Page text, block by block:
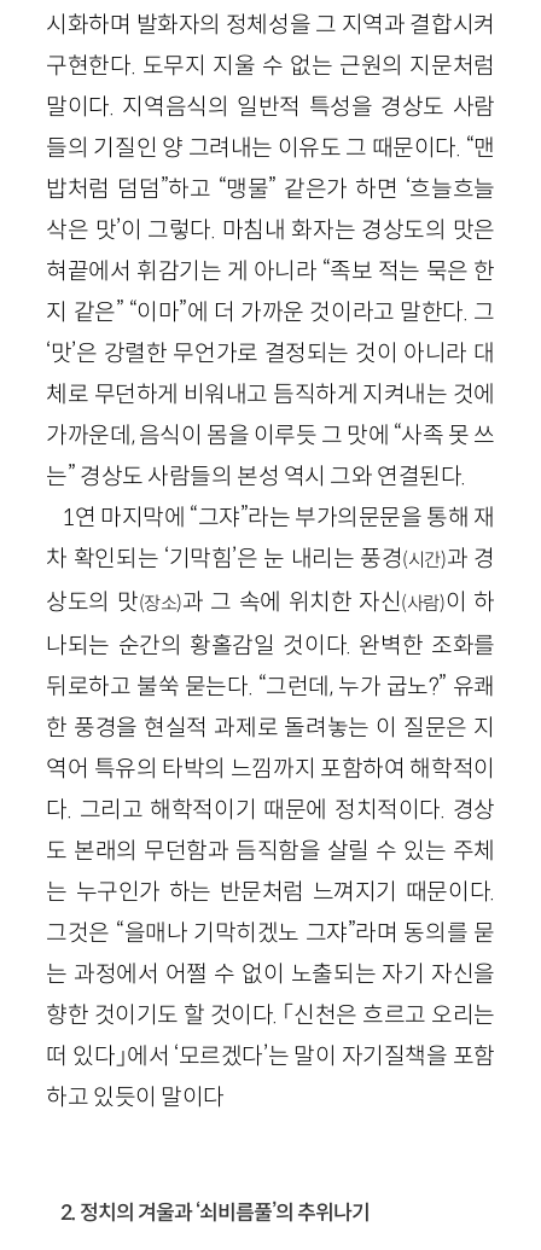
시화하며 발화자의 정체성을 그 지역과 결합시켜
구현한다. 도무지 지울 수 없는 근원의 지문처럼
말이다. 지역음식의 일반적 특성을 경상도 사람
들의 기질인 양 그려내는 이유도 그 때문이다. “맨
밥처럼 덤덤”하고 “맹물” 같은가 하면 ‘흐늘흐늘
삭은 맛’이 그렇다. 마침내 화자는 경상도의 맛은
혀끝에서 휘감기는 게 아니라 “족보 적는 묵은 한
지 같은” “이마”에 더 가까운 것이라고 말한다. 그
‘맛’은 강렬한 무언가로 결정되는 것이 아니라 대
체로 무던하게 비워내고 듬직하게 지켜내는 것에
가까운데, 음식이 몸을 이루듯 그 맛에 “사족 못 쓰
는” 경상도 사람들의 본성 역시 그와 연결된다.
1연 마지막에 “그쟈”라는 부가의문문을 통해 재
차 확인되는 ‘기막힘’은 눈 내리는 풍경(시간)과 경
상도의 맛(장소)과 그 속에 위치한 자신(사람)이 하
나되는 순간의 황홀감일 것이다. 완벽한 조화를
뒤로하고 불쑥 묻는다. “그런데, 누가 굽노?” 유쾌
한 풍경을 현실적 과제로 돌려놓는 이 질문은 지
역어 특유의 타박의 느낌까지 포함하여 해학적이
다. 그리고 해학적이기 때문에 정치적이다. 경상
도 본래의 무던함과 듬직함을 살릴 수 있는 주체
는 누구인가 하는 반문처럼 느껴지기 때문이다.
그것은 “을매나 기막히겠노 그쟈”라며 동의를 묻
는 과정에서 어쩔 수 없이 노출되는 자기 자신을
향한 것이기도 할 것이다. 「신천은 흐르고 오리는
떠 있다」에서 ‘모르겠다’는 말이 자기질책을 포함
하고 있듯이 말이다
2. 정치의 겨울과 ‘쇠비름풀’의 추위나기